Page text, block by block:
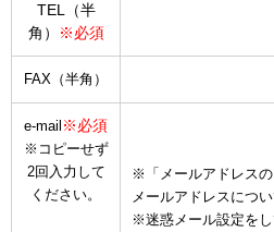
TEL（半
角）
※必須
FAX（半角）
e-mail ※必須
※コピーせず
2回入力して
ください。
※「メールアドレス
メールアドレスにつ
※迷惑メール設定を